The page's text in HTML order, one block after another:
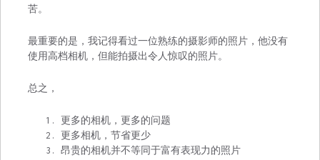
苦。
最重要的是，我记得看过一位熟练的摄影师的照片，他没有
使用高档相机，但能拍摄出令人惊叹的照片。
总之，
更多的相机，更多的问题
更多相机，节省更少
昂贵的相机并不等同于富有表现力的照片